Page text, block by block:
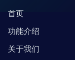
首页
功能介绍
关于我们